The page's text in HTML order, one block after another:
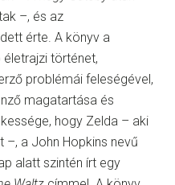
–, és az
érte. A könyv a
történet,
problémái feleségével,
magatartása és
hogy Zelda – aki
a John Hopkins nevű
alatt szintén írt egy